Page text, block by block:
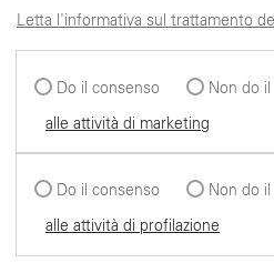
Letta l'informativa sul trattamento
Do il consenso
Non do
alle attività di marketing
Do il consenso
Non do
alle attività di profilazione